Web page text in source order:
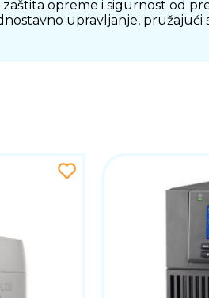
opreme i sigurnost od
upravljanje,